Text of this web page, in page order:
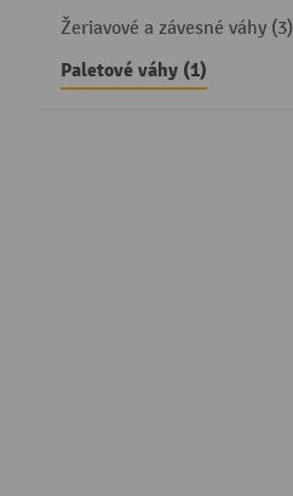
Žeriavové a závesné váhy (3)
Paletové váhy (1)